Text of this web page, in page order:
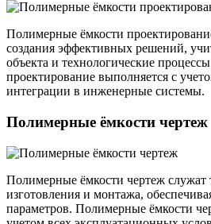
Полимерные ёмкости
создания эффективных решений,
объекта и технологические
проектирование выполняется с
интеграции в инженерные системы.
Полимерные ёмкости чертеж
Полимерные ёмкости чертеж служат
изготовления и монтажа,
параметров. Полимерные ёмкости